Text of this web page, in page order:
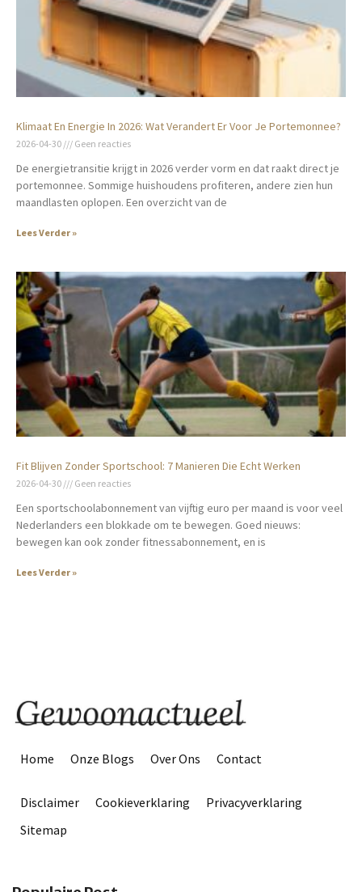
Klimaat En Energie In 2026: Wat Verandert Er Voor Je Portemonnee?
2026-04-30 Geen reacties
De energietransitie krijgt in 2026 verder vorm en dat raakt direct je
portemonnee. Sommige huishoudens profiteren, andere zien hun
maandlasten oplopen. Een overzicht van de
Lees Verder »
Fit Blijven Zonder Sportschool: 7 Manieren Die Echt Werken
2026-04-30 Geen reacties
Een sportschoolabonnement van vijftig euro per maand is voor veel
Nederlanders een blokkade om te bewegen. Goed nieuws:
bewegen kan ook zonder fitnessabonnement, en is
Lees Verder »
Home Onze Blogs Over Ons Contact
Disclaimer Cookieverklaring
Privacyverklaring
Sitemap